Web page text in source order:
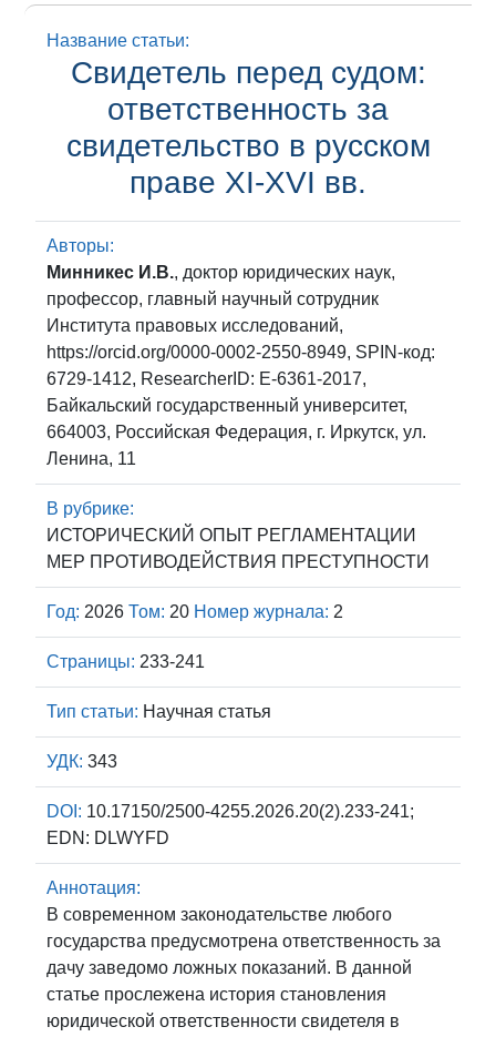
Название статьи:
Свидетель перед судом:
ответственность за
свидетельство в русском
праве XI-XVI вв.
Авторы:
Минникес И.В., доктор юридических наук,
профессор, главный научный сотрудник
Института правовых исследований,
https://orcid.org/0000-0002-2550-8949, SPIN-код:
6729-1412, ResearcherID: E-6361-2017,
Байкальский государственный университет,
664003, Российская Федерация, г. Иркутск, ул.
Ленина, 11
В рубрике:
ИСТОРИЧЕСКИЙ ОПЫТ РЕГЛАМЕНТАЦИИ
МЕР ПРОТИВОДЕЙСТВИЯ ПРЕСТУПНОСТИ
Год: 2026 Том: 20 Номер журнала: 2
Страницы: 233-241
Тип статьи: Научная статья
УДК: 343
DOI: 10.17150/2500-4255.2026.20(2).233-241;
EDN: DLWYFD
Аннотация:
В современном законодательстве любого
государства предусмотрена ответственность за
дачу заведомо ложных показаний. В данной
статье прослежена история становления
юридической ответственности свидетеля в